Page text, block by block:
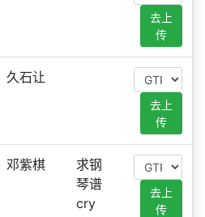
去上
传
久石让
去上
传
邓紫棋
求钢
琴谱
cry
去上
传